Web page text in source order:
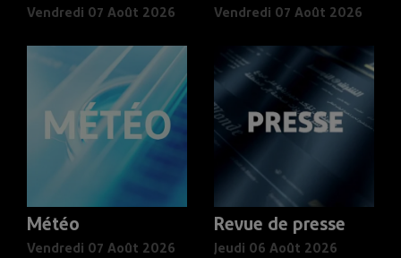
Vendredi 07 Août 2026 Vendredi 07 Août 2026
Météo
Vendredi 07 Août 2026
Revue de presse
Jeudi 06 Août 2026